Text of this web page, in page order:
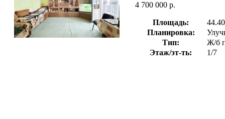
4 700 000 р.
Площадь:
Планировка:
Тип:
Ж/б
Этаж/эт-ть:
1/7